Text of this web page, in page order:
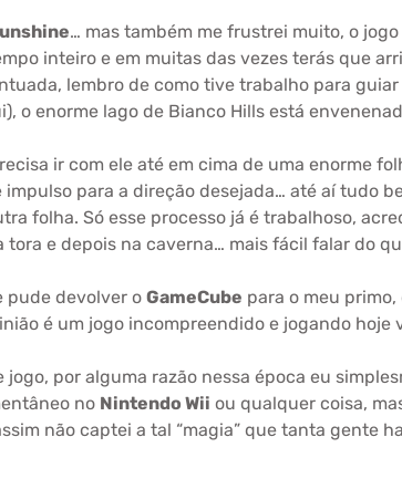
… mas também me frustrei muito, o
inteiro e em muitas das vezes terás que
lembro de como tive trabalho para
o enorme lago de Bianco Hills está
ir com ele até em cima de uma enorme
para a direção desejada… até aí tudo
folha. Só esse processo já é trabalhoso,
e depois na caverna… mais fácil falar do
pude devolver o GameCube para o meu
é um jogo incompreendido e jogando hoje
por alguma razão nessa época eu
no Nintendo Wii ou qualquer coisa,
não captei a tal “magia” que tanta gente